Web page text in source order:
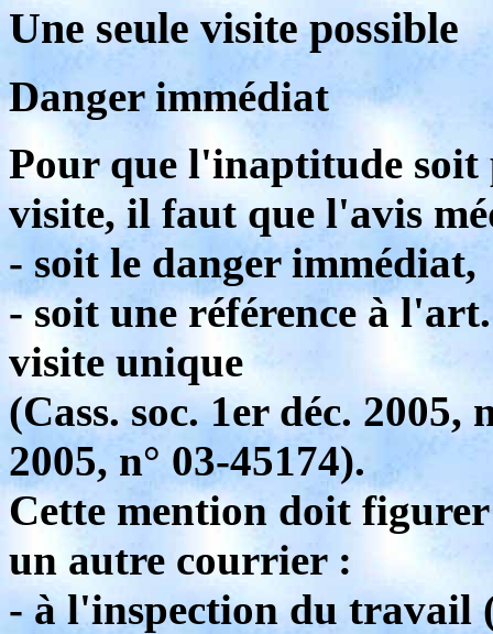
Une seule visite possible
Danger immédiat
Pour que l'inaptitude soit
visite, il faut que l'avis
- soit le danger immédiat,
- soit une référence à
visite unique
(Cass. soc. 1er déc. 2005,
2005, n° 03-45174).
Cette mention doit
un autre courrier :
- à l'inspection du travail